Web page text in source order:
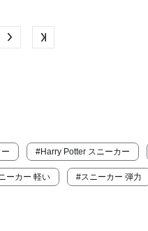
#Harry Potter スニーカー
ーカー 軽い #スニーカー 弾力